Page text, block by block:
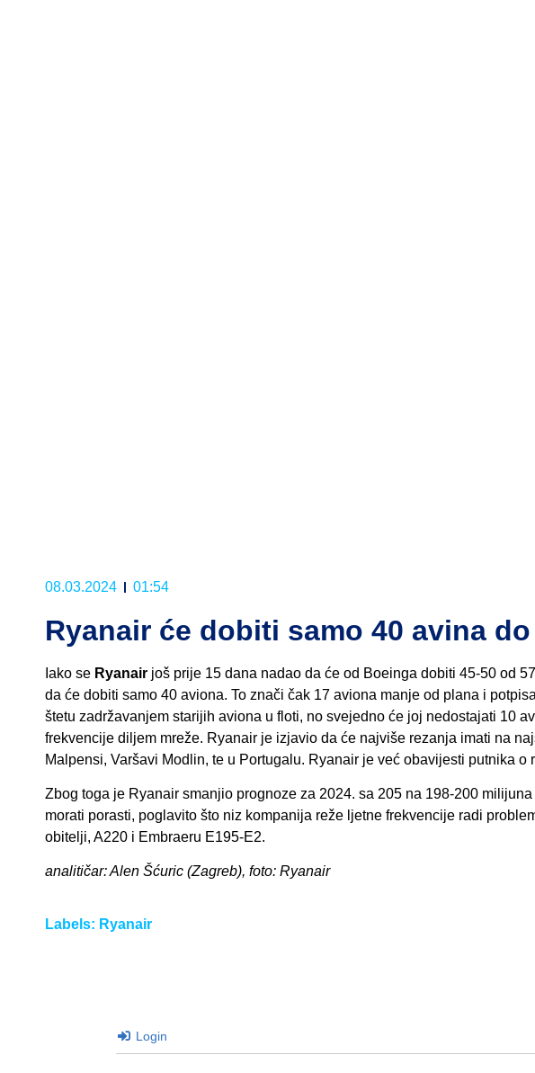
08.03.2024 01:54
Ryanair će dobiti samo 40 avina
Iako se Ryanair još prije 15 dana nadao da će od Boeinga dobiti 45-50 od
da će dobiti samo 40 aviona. To znači čak 17 aviona manje od plana i
štetu zadržavanjem starijih aviona u floti, no svejedno će joj nedostajati 10
frekvencije diljem mreže. Ryanair je izjavio da će najviše rezanja imati na
Malpensi, Varšavi Modlin, te u Portugalu. Ryanair je već obavijesti putnika o
Zbog toga je Ryanair smanjio prognoze za 2024. sa 205 na 198-200
morati porasti, poglavito što niz kompanija reže ljetne frekvencije radi
obitelji, A220 i Embraeru E195-E2.
analitičar: Alen Šćuric (Zagreb), foto: Ryanair
Labels: Ryanair
Login